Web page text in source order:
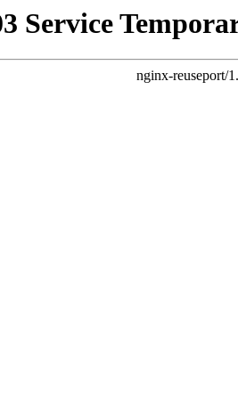
Service
nginx-reuseport/